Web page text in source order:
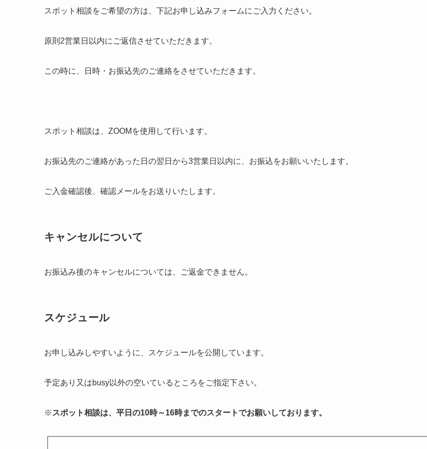
スポット相談をご希望の方は、下記お申し込みフォームにご入力ください。
原則2営業日以内にご返信させていただきます。
この時に、日時・お振込先のご連絡をさせていただきます。
スポット相談は、ZOOMを使用して行います。
お振込先のご連絡があった日の翌日から3営業日以内に、お振込をお願いいたします。
ご入金確認後、確認メールをお送りいたします。
キャンセルについて
お振込み後のキャンセルについては、ご返金できません。
スケジュール
お申し込みしやすいように、スケジュールを公開しています。
予定あり又はbusy以外の空いているところをご指定下さい。
※ スポット相談は、平日の10時～16時までのスタートでお願いしております。